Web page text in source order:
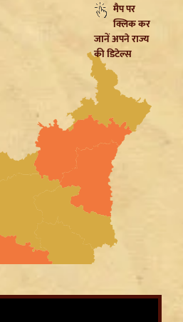
की तरह रंग बदलती है सपा,
Akhilesh Yadav का नया दांव
Yadav को CM
मैप पर
क्लिक कर
जानें अपने राज्य
की डिटेल्स